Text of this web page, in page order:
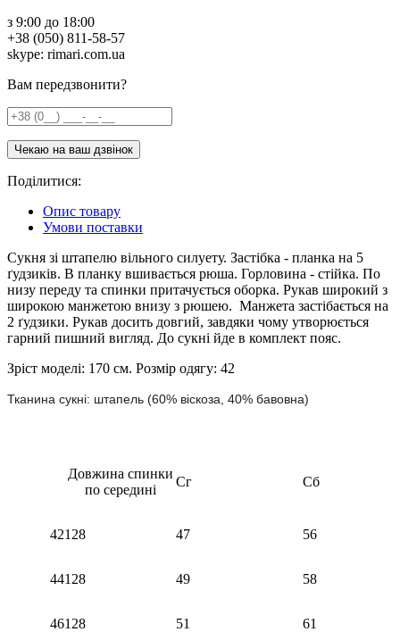
з 9:00 до 18:00
+38 (050) 811-58-57
skype: rimari.com.ua
Вам передзвонити?
Поділитися:
Опис товару
Умови поставки
Сукня зі штапелю вільного силуету. Застібка - планка на 5
ґудзиків. В планку вшивається рюша. Горловина - стійка. По
низу переду та спинки притачується оборка. Рукав широкий з
широкою манжетою внизу з рюшею. Манжета застібається на
2 ґудзики. Рукав досить довгий, завдяки чому утворюється
гарний пишний вигляд. До сукні йде в комплект пояс.
Зріст моделі: 170 см. Розмір одягу: 42
Тканина сукні: штапель (60% віскоза, 40% бавовна)
Довжина спинки
по середині
Сг Сб
42128 47 56
44128 49 58
46128 51 61